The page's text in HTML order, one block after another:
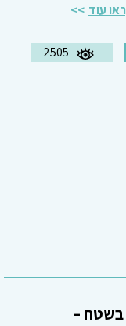
עוד
2505
בשטח –